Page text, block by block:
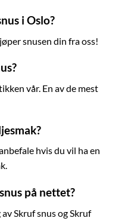
i Oslo?
snusen din fra oss!
vår. En av de mest
hvis du vil ha en
på nettet?
Skruf snus og Skruf